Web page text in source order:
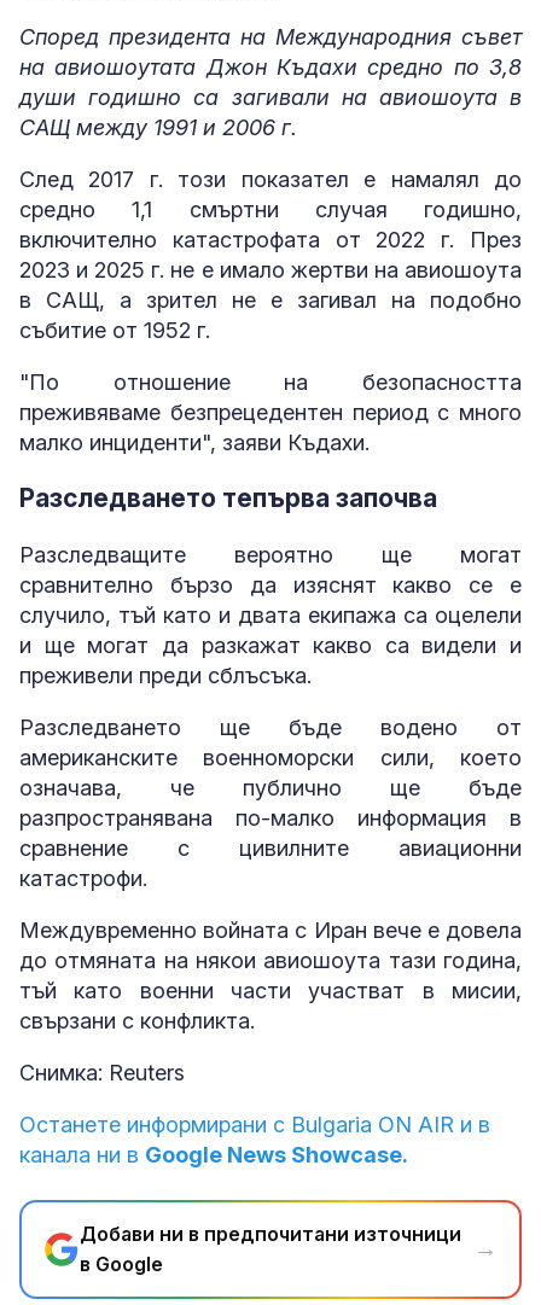
Според президента на Международния съвет
на авиошоутата Джон Къдахи средно по 3,8
души годишно са загивали на авиошоута в
САЩ между 1991 и 2006 г.
След 2017 г. този показател е намалял до
средно 1,1 смъртни случая годишно,
включително катастрофата от 2022 г. През
2023 и 2025 г. не е имало жертви на авиошоута
в САЩ, а зрител не е загивал на подобно
събитие от 1952 г.
"По отношение на безопасността
преживяваме безпрецедентен период с много
малко инциденти", заяви Къдахи.
Разследването тепърва започва
Разследващите вероятно ще могат
сравнително бързо да изяснят какво се е
случило, тъй като и двата екипажа са оцелели
и ще могат да разкажат какво са видели и
преживели преди сблъсъка.
Разследването ще бъде водено от
американските военноморски сили, което
означава, че публично ще бъде
разпространявана по-малко информация в
сравнение с цивилните авиационни
катастрофи.
Междувременно войната с Иран вече е довела
до отмяната на някои авиошоута тази година,
тъй като военни части участват в мисии,
свързани с конфликта.
Снимка: Reuters
Останете информирани с Bulgaria ON AIR и в
канала ни в Google News Showcase.
Добави ни в предпочитани източници
в Google
→